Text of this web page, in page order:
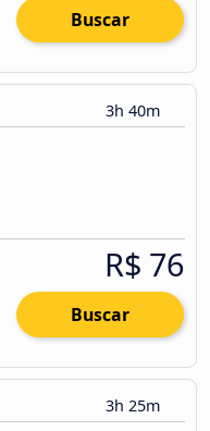
Buscar
3h 40m
R$ 76
Buscar
3h 25m